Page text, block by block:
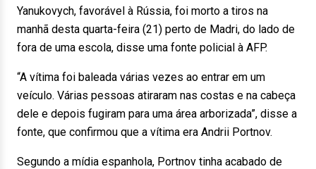
Yanukovych, favorável à Rússia, foi morto a tiros na
manhã desta quarta-feira (21) perto de Madri, do lado de
fora de uma escola, disse uma fonte policial à AFP.
“A vítima foi baleada várias vezes ao entrar em um
veículo. Várias pessoas atiraram nas costas e na cabeça
dele e depois fugiram para uma área arborizada”, disse a
fonte, que confirmou que a vítima era Andrii Portnov.
Segundo a mídia espanhola, Portnov tinha acabado de